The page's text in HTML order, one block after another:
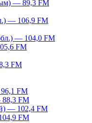
— 89,3 FM
— 106,9 FM
— 104,0 FM
FM
FM
FM
88,3 FM
— 102,4 FM
FM